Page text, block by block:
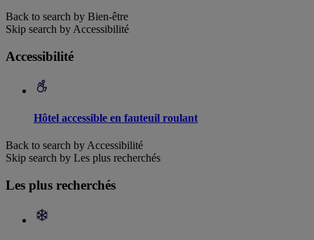
Back to search by Bien-être
Skip search by Accessibilité
Accessibilité
Hôtel accessible en fauteuil roulant
Back to search by Accessibilité
Skip search by Les plus recherchés
Les plus recherchés